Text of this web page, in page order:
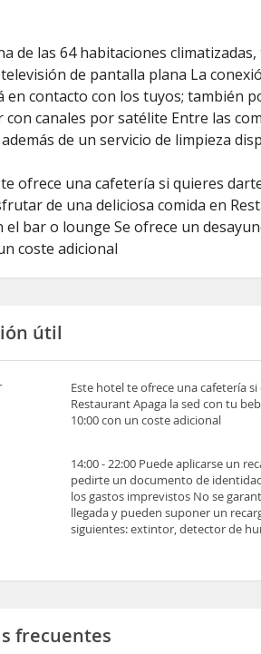
de las 64 habitaciones
de pantalla plana La
en contacto con los tuyos; también
con canales por satélite Entre las
de un servicio de limpieza
ofrece una cafetería si quieres
de una deliciosa comida en
bar o lounge Se ofrece un
coste adicional
útil
Este hotel te ofrece una cafetería
Restaurant Apaga la sed con tu
10:00 con un coste adicional
14:00 - 22:00 Puede aplicarse un
pedirte un documento de
los gastos imprevistos No se
llegada y pueden suponer un
siguientes: extintor, detector de
frecuentes